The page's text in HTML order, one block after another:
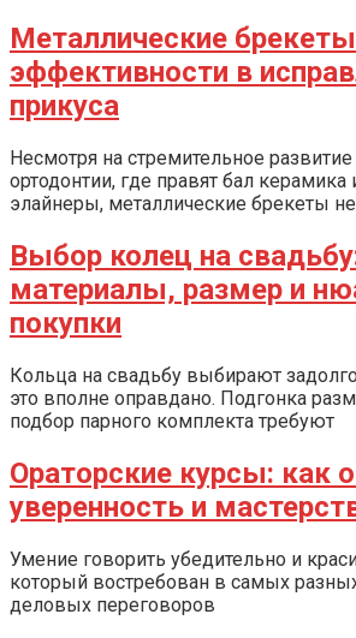
Металлические
эффективности в
прикуса
Несмотря на стремительное развитие
ортодонтии, где правят бал
элайнеры, металлические брекеты
Выбор колец на
материалы, размер и
покупки
Кольца на свадьбу выбирают
это вполне оправдано. Подгонка
подбор парного комплекта требуют
Ораторские курсы: как
уверенность и
Умение говорить убедительно и
который востребован в самых
деловых переговоров